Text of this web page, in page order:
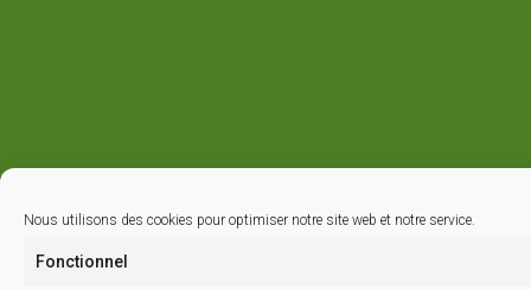
Nous utilisons des cookies pour optimiser notre site web et notre service.
Fonctionnel